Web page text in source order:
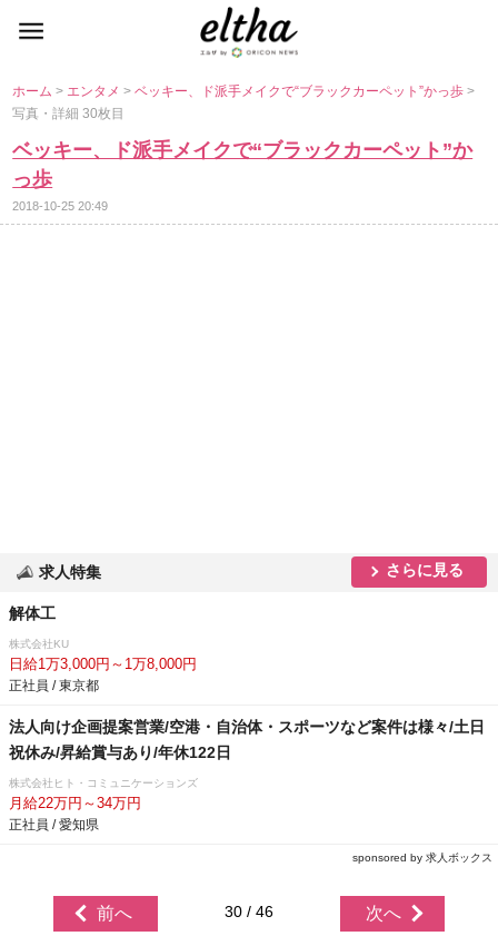
ホーム> エンタメ>ベッキー、ド派手メイクで“ブラックカーペット”かっ歩>
写真・詳細 30枚目
ベッキー、ド派手メイクで“ブラックカーペット”か
っ歩
2018-10-25 20:49
求人特集 さらに見る
解体工
株式会社KU
日給1万3,000円～1万8,000円
正社員 / 東京都
法人向け企画提案営業/空港・自治体・スポーツなど案件は様々/土日
祝休み/昇給賞与あり/年休122日
株式会社ヒト・コミュニケーションズ
月給22万円～34万円
正社員 / 愛知県
sponsored by 求人ボックス
前へ 30 / 46 次へ